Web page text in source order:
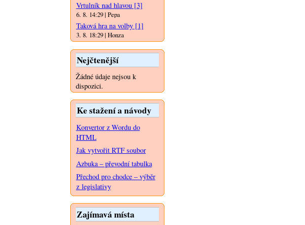
Vrtulník nad hlavou[3]
6. 8. 14:29 | Pepa
Taková hra na volby[1]
3. 8. 18:29 | Honza
Nejčtenější
Žádné údaje nejsou k
dispozici.
Ke stažení a návody
Konvertor z Wordu do
HTML
Jak vytvořit RTF soubor
Azbuka – převodní tabulka
Přechod pro chodce – výběr
z legislativy
Zajímavá místa